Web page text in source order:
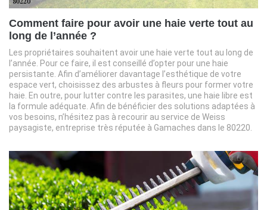
Comment faire pour avoir une haie verte tout au
long de l’année ?
Les propriétaires souhaitent avoir une haie verte tout au long de
l’année. Pour ce faire, il est conseillé d’opter pour une haie
persistante. Afin d’améliorer davantage l’esthétique de votre
espace vert, choisissez des arbustes à fleurs pour former votre
haie. En outre, pour lutter contre les parasites, une haie libre est
la formule adéquate. Afin de bénéficier des solutions adaptées à
vos besoins, n’hésitez pas à recourir au service de Weiss
paysagiste, entreprise très réputée à Gamaches dans le 80220.